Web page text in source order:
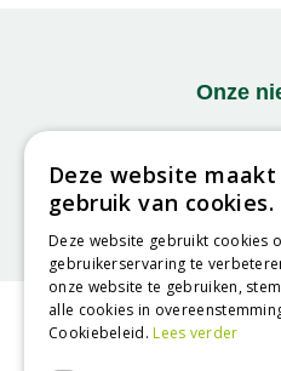
Onze
Ontvang
We slaan
Contact
Deze website maakt
gebruik van cookies.
Deze website gebruikt cookies
gebruikerservaring te
onze website te gebruiken,
alle cookies in
Cookiebeleid.Lees verder